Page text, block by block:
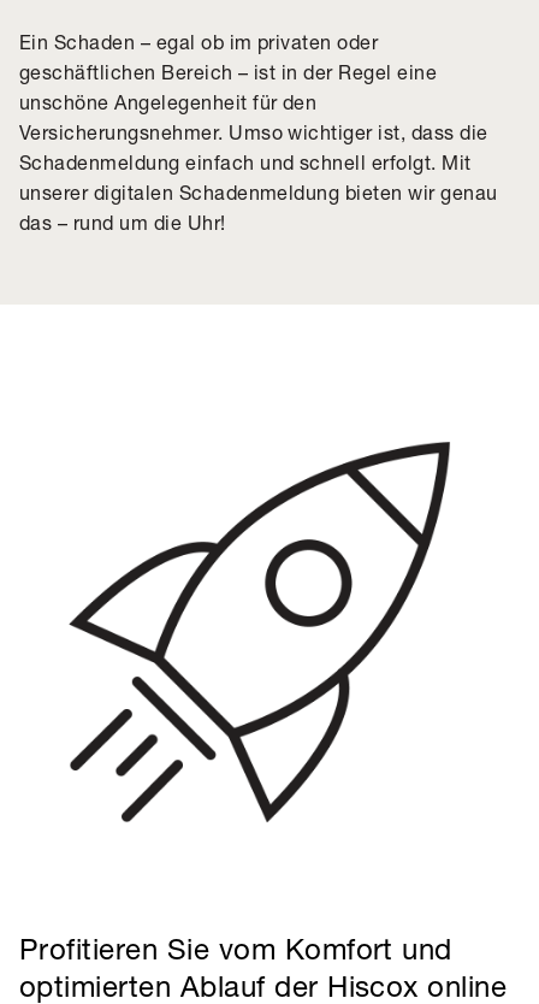
Ein Schaden – egal ob im privaten oder
geschäftlichen Bereich – ist in der Regel eine
unschöne Angelegenheit für den
Versicherungsnehmer. Umso wichtiger ist, dass die
Schadenmeldung einfach und schnell erfolgt. Mit
unserer digitalen Schadenmeldung bieten wir genau
das – rund um die Uhr!
Profitieren Sie vom Komfort und
optimierten Ablauf der Hiscox online